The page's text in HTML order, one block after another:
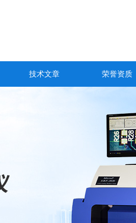
技术文章 荣誉资质